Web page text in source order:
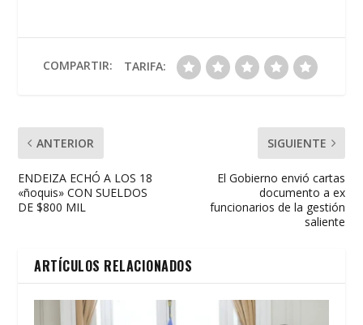
o
o
A
p
ar
ti
COMPARTIR: TARIFA:
ANTERIOR
ENDEIZA ECHÓ A LOS 18
«ñoquis» CON SUELDOS
DE $800 MIL
SIGUIENTE
El Gobierno envió cartas
documento a ex
funcionarios de la gestión
saliente
ARTÍCULOS RELACIONADOS